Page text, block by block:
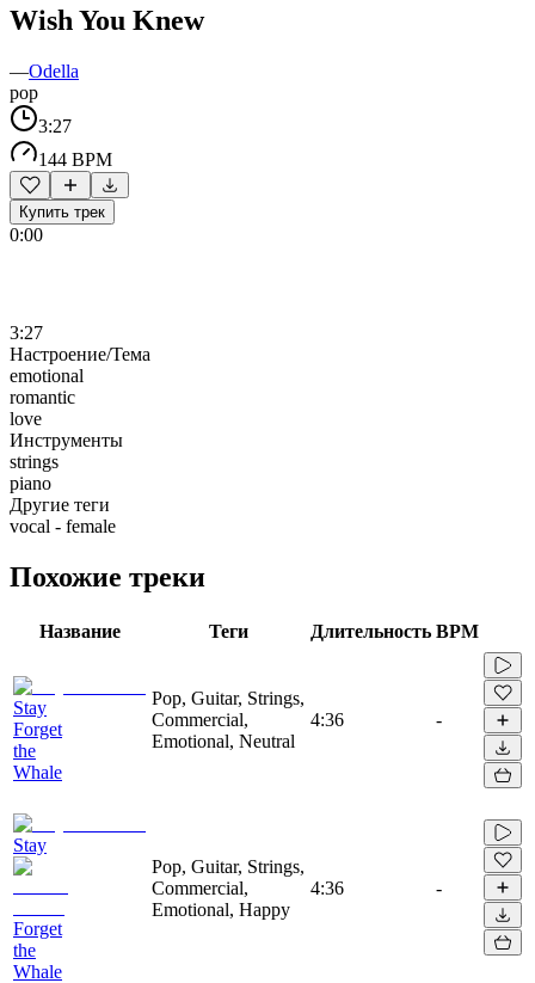
Wish You Knew
—Odella
pop
3:27
144 BPM
Купить трек
0:00
3:27
Настроение/Тема
emotional
romantic
love
Инструменты
strings
piano
Другие теги
vocal - female
Похожие треки
Название Теги Длительность BPM
Stay
Forget
the
Whale
Pop, Guitar, Strings,
Commercial,
Emotional, Neutral
4:36 -
Stay
Forget
the
Whale
Pop, Guitar, Strings,
Commercial,
Emotional, Happy
4:36 -